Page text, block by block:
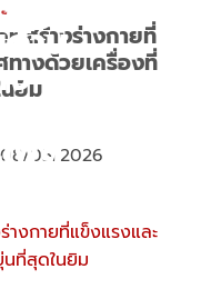
สร้างร่างกายที่
างด้วยเครื่องที่
ยิม
05/2026